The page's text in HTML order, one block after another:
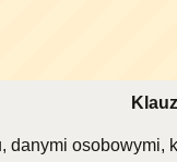
danymi osobowymi,